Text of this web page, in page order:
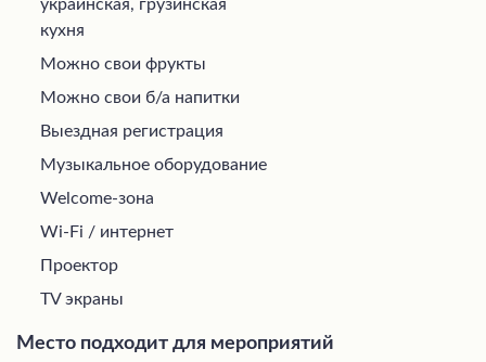
украинская, грузинская
кухня
Можно свои фрукты
Можно свои б/а напитки
Выездная регистрация
Музыкальное оборудование
Welcome-зона
Wi-Fi / интернет
Проектор
TV экраны
Место подходит для мероприятий